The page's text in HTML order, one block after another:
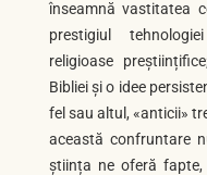
înseamnă vastitatea
prestigiul
religioase
Bibliei și o idee
fel sau altul, «anticii»
această confruntare
știința ne oferă fapte,